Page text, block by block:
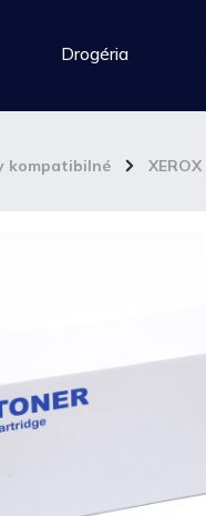
Drogéria
kompatibilné / XEROX